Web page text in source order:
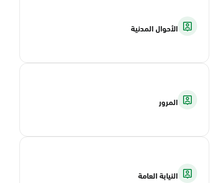
الأحوال المدنية
المرور
النيابة العامة